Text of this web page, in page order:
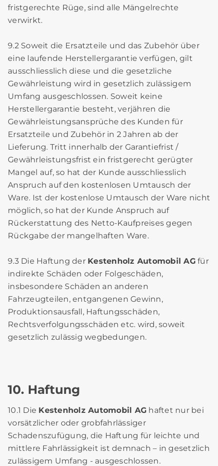
fristgerechte Rüge, sind alle Mängelrechte
verwirkt.
9.2 Soweit die Ersatzteile und das Zubehör über
eine laufende Herstellergarantie verfügen, gilt
ausschliesslich diese und die gesetzliche
Gewährleistung wird in gesetzlich zulässigem
Umfang ausgeschlossen. Soweit keine
Herstellergarantie besteht, verjähren die
Gewährleistungsansprüche des Kunden für
Ersatzteile und Zubehör in 2 Jahren ab der
Lieferung. Tritt innerhalb der Garantiefrist /
Gewährleistungsfrist ein fristgerecht gerügter
Mangel auf, so hat der Kunde ausschliesslich
Anspruch auf den kostenlosen Umtausch der
Ware. Ist der kostenlose Umtausch der Ware nicht
möglich, so hat der Kunde Anspruch auf
Rückerstattung des Netto-Kaufpreises gegen
Rückgabe der mangelhaften Ware.
9.3 Die Haftung der Kestenholz Automobil AGfür
indirekte Schäden oder Folgeschäden,
insbesondere Schäden an anderen
Fahrzeugteilen, entgangenen Gewinn,
Produktionsausfall, Haftungsschäden,
Rechtsverfolgungsschäden etc. wird, soweit
gesetzlich zulässig wegbedungen.
10. Haftung
10.1 Die Kestenholz Automobil AG haftet nur bei
vorsätzlicher oder grobfahrlässiger
Schadenszufügung, die Haftung für leichte und
mittlere Fahrlässigkeit ist demnach – in gesetzlich
zulässigem Umfang - ausgeschlossen.